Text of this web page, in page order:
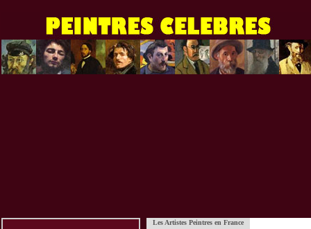
Les Artistes Peintres en France